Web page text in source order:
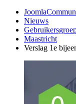
Nieuws
Maastricht
Verslag 1e